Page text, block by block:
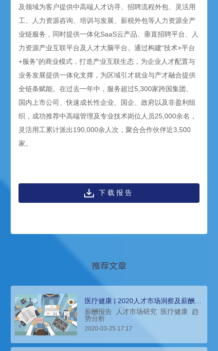
及领域为客户提供中高端人才访寻、招聘流程外包、灵活用
工、人力资源咨询、培训与发展、薪税外包等人力资源全产
业链服务，同时提供一体化SaaS云产品、垂直招聘平台、人
力资源产业互联平台及人才大脑平台。通过构建“技术+平台
+服务”的商业模式，打造产业互联生态，为企业人才配置与
业务发展提供一体化支撑，为区域引才就业与产才融合提供
全链条赋能。在过去一年中，服务超过5,300家跨国集团、
国内上市公司、快速成长性企业、国企、政府以及非盈利组
织，成功推荐中高端管理及专业技术岗位人员25,000余名，
灵活用工累计派出190,000余人次，聚合合作伙伴近3,500
家。
下载报告
推荐文章
医疗健康 | 2020人才市场洞察及薪酬指
南
薪酬报告 人才市场研究 医疗健康 趋
势分析
2020-03-25 17:17